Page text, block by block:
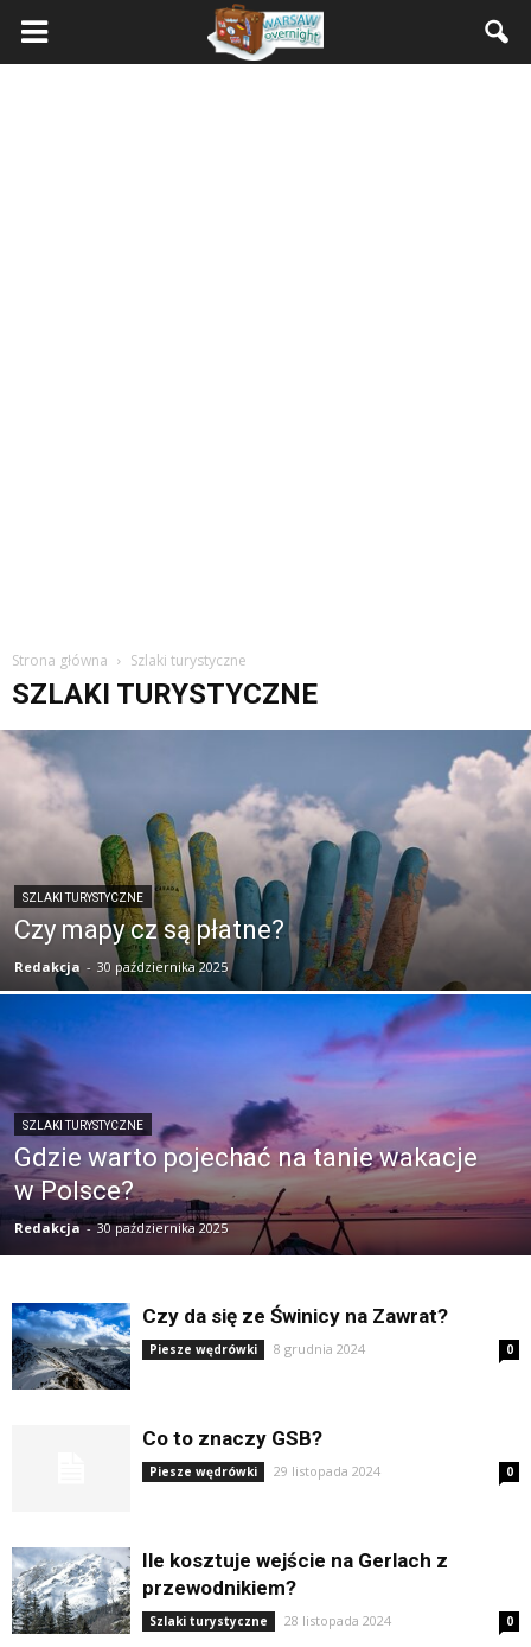
Strona główna Szlaki turystyczne
SZLAKI TURYSTYCZNE
SZLAKI TURYSTYCZNE
Czy mapy cz są płatne?
Redakcja - 30 października 2025
SZLAKI TURYSTYCZNE
Gdzie warto pojechać na tanie wakacje
w Polsce?
Redakcja - 30 października 2025
Czy da się ze Świnicy na Zawrat?
Piesze wędrówki 8 grudnia 2024 0
Co to znaczy GSB?
Piesze wędrówki 29 listopada 2024 0
Ile kosztuje wejście na Gerlach z
przewodnikiem?
Szlaki turystyczne 28 listopada 2024 0